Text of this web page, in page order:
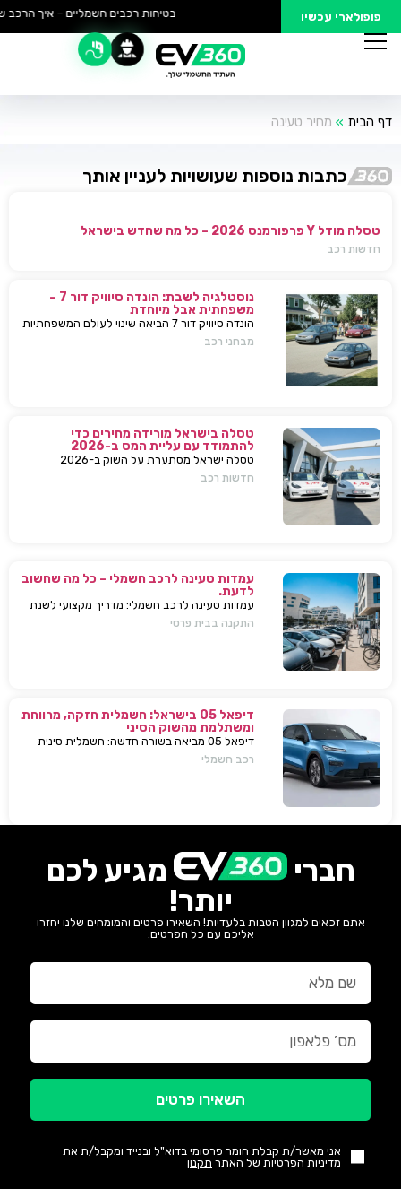
פופולארי עכשיו בטיחות רכבים חשמליים – איך הרכב
דף הבית » מחיר טעינה
כתבות נוספות שעושויות לעניין אותך
טסלה מודל Y פרפורמנס 2026 – כל מה שחדש בישראל
חדשות רכב
נוסטלגיה לשבת: הונדה סיוויק דור 7 –
משפחתית אבל מיוחדת
הונדה סיוויק דור 7 הביאה שינוי לעולם המשפחתיות
בישראל — כל מה שחשוב לדעת, מפרטים ועד
מבחני רכב
טסלה בישראל מורידה מחירים כדי
להתמודד עם עליית המס ב-2026
טסלה ישראל מסתערת על השוק ב-2026
ומבצעת הפחתות מחירים של עשרות אלפי שקלים
חדשות רכב
עמדות טעינה לרכב חשמלי – כל מה שחשוב
לדעת.
עמדות טעינה לרכב חשמלי: מדריך מקצועי לשנת
2025. בחירת עמדת טעינה, התקנה בבית או
התקנה בבית פרטי
דיפאל 05 בישראל: חשמלית חזקה, מרווחת
ומשתלמת מהשוק הסיני
דיפאל 05 מביאה בשורה חדשה: חשמלית סינית
חזקה, גדולה וזולה שמאיימת לערער את מתחרות
רכב חשמלי
חברי
מגיע לכם
יותר!
אתם זכאים למגוון הטבות בלעדיות! השאירו פרטים והמומחים שלנו יחזרו
אליכם עם כל הפרטים.
אני מאשר/ת קבלת חומר פרסומי בדוא"ל ובנייד ומקבל/ת את
מדיניות הפרטיות של האתר תקנון
השאירו פרטים